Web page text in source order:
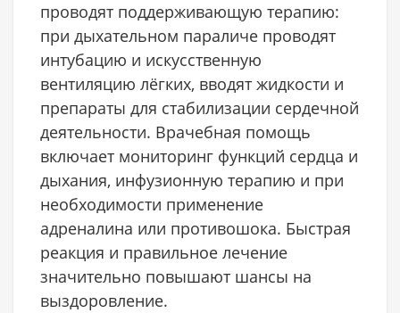
проводят поддерживающую терапию:
при дыхательном параличе проводят
интубацию и искусственную
вентиляцию лёгких, вводят жидкости и
препараты для стабилизации сердечной
деятельности. Врачебная помощь
включает мониторинг функций сердца и
дыхания, инфузионную терапию и при
необходимости применение
адреналина или противошока. Быстрая
реакция и правильное лечение
значительно повышают шансы на
выздоровление.